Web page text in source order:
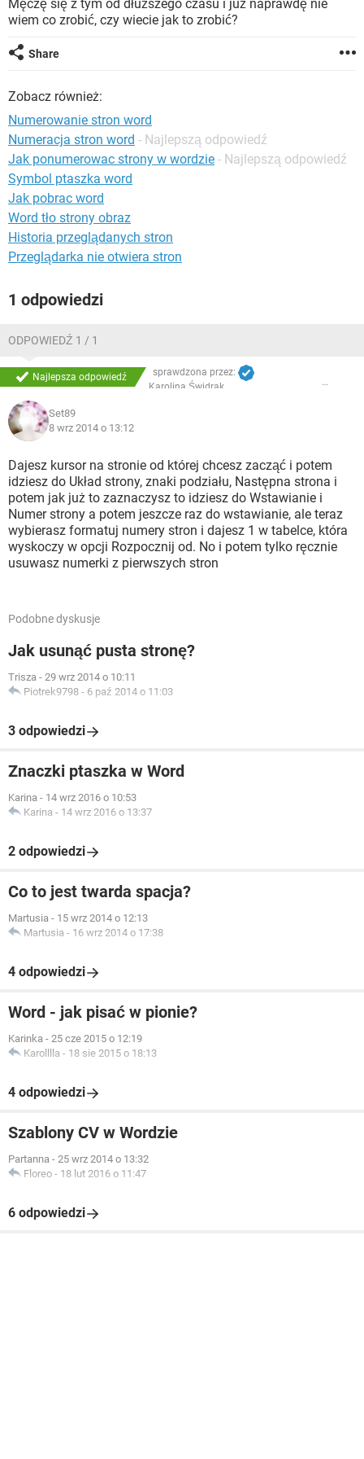
WINDOWS 10
Męczę się z tym od dłuższego czasu i już naprawdę nie
wiem co zrobić, czy wiecie jak to zrobić?
Share
Zobacz również:
Numerowanie stron word
Numeracja stron word - Najlepszą odpowiedź
Jak ponumerowac strony w wordzie - Najlepszą odpowiedź
Symbol ptaszka word
Jak pobrac word
Word tło strony obraz
Historia przeglądanych stron
Przeglądarka nie otwiera stron
1 odpowiedzi
ODPOWIEDŹ 1 / 1
Najlepsza odpowiedź
sprawdzona przez:
Karolina Świdrak
Set89
8 wrz 2014 o 13:12
Dajesz kursor na stronie od której chcesz zacząć i potem
idziesz do Układ strony, znaki podziału, Następna strona i
potem jak już to zaznaczysz to idziesz do Wstawianie i
Numer strony a potem jeszcze raz do wstawianie, ale teraz
wybierasz formatuj numery stron i dajesz 1 w tabelce, która
wyskoczy w opcji Rozpocznij od. No i potem tylko ręcznie
usuwasz numerki z pierwszych stron
Podobne dyskusje
Jak usunąć pusta stronę?
Trisza - 29 wrz 2014 o 10:11
Piotrek9798 - 6 paź 2014 o 11:03
3 odpowiedzi
Znaczki ptaszka w Word
Karina - 14 wrz 2016 o 10:53
Karina - 14 wrz 2016 o 13:37
2 odpowiedzi
Co to jest twarda spacja?
Martusia - 15 wrz 2014 o 12:13
Martusia - 16 wrz 2014 o 17:38
4 odpowiedzi
Word - jak pisać w pionie?
Karinka - 25 cze 2015 o 12:19
Karolllla - 18 sie 2015 o 18:13
4 odpowiedzi
Szablony CV w Wordzie
Partanna - 25 wrz 2014 o 13:32
Floreo - 18 lut 2016 o 11:47
6 odpowiedzi